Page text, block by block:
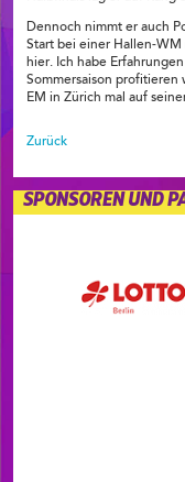
Dennoch nimmt er auch
Start bei einer Hallen-WM
hier. Ich habe
Sommersaison
EM in Zürich mal auf
Zurück
SPONSOREN UND